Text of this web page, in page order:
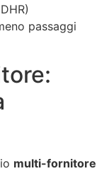
passaggi
multi-fornitore